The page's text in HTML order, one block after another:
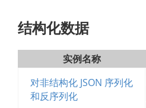
结构化数据
实例名称
对非结构化 JSON 序列化
和反序列化